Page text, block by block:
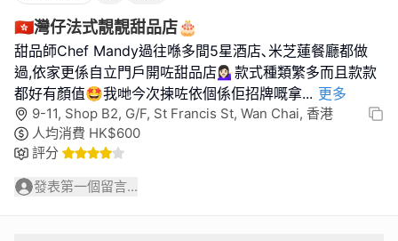
🇭🇰灣仔法式靚靚甜品店🎂
甜品師Chef Mandy過往喺多間5星酒店､米芝蓮餐廳都做
過,依家更係自立門戶開咗甜品店💁🏻‍♀️款式種類繁多而且款款
都好有顏值🤩我哋今次揀咗依個係佢招牌嘅拿... 更多
9-11, Shop B2, G/F, St Francis St, Wan Chai, 香港
人均消費 HK$600
評分
發表第一個留言...